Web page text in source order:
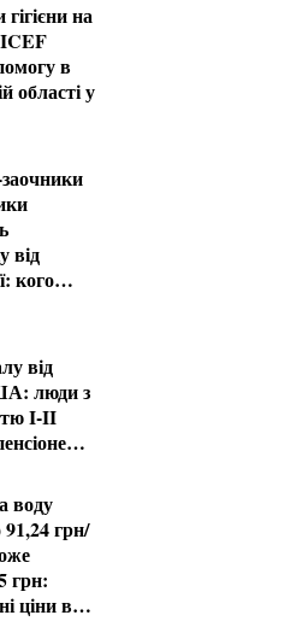
на
в
області у
від
кого
від
люди з
I-II
воду
91,24 грн/
грн:
ціни в